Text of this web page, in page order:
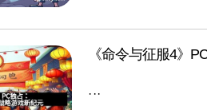
《命令与征服4》
···